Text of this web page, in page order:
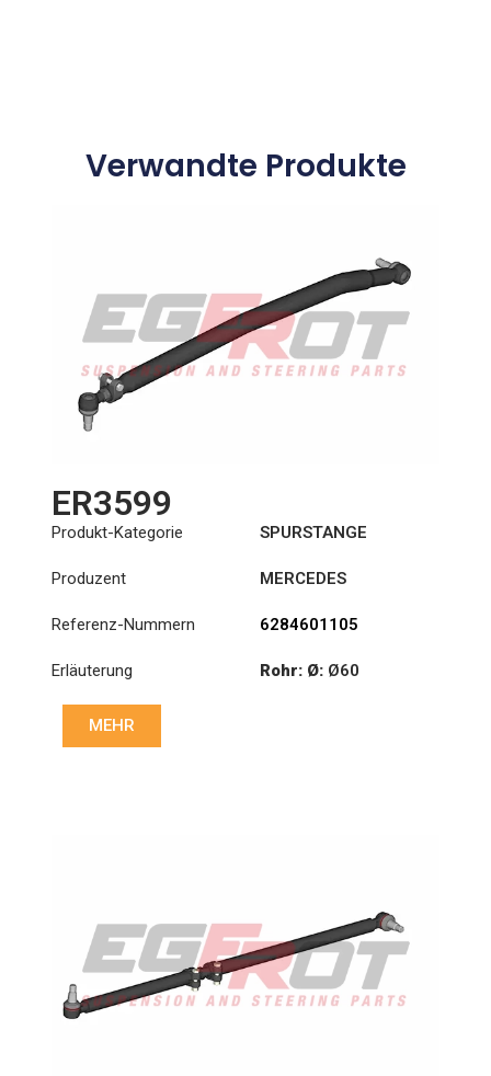
Verwandte Produkte
ER3599
Produkt-Kategorie SPURSTANGE
Produzent MERCEDES
Referenz-Nummern 6284601105
Erläuterung Rohr: Ø: Ø60
MEHR